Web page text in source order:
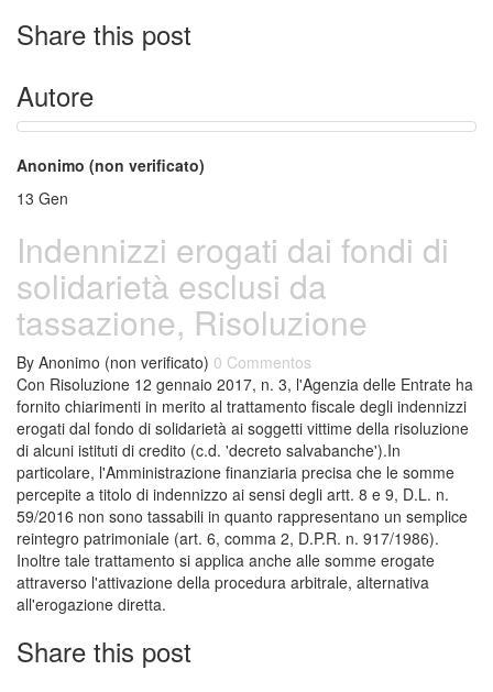
Share this post
Autore
Anonimo (non verificato)
13 Gen
Indennizzi erogati dai fondi di
solidarietà esclusi da
tassazione, Risoluzione
By Anonimo (non verificato) 0 Commentos
Con Risoluzione 12 gennaio 2017, n. 3, l'Agenzia delle Entrate ha
fornito chiarimenti in merito al trattamento fiscale degli indennizzi
erogati dal fondo di solidarietà ai soggetti vittime della risoluzione
di alcuni istituti di credito (c.d. 'decreto salvabanche').In
particolare, l'Amministrazione finanziaria precisa che le somme
percepite a titolo di indennizzo ai sensi degli artt. 8 e 9, D.L. n.
59/2016 non sono tassabili in quanto rappresentano un semplice
reintegro patrimoniale (art. 6, comma 2, D.P.R. n. 917/1986).
Inoltre tale trattamento si applica anche alle somme erogate
attraverso l'attivazione della procedura arbitrale, alternativa
all'erogazione diretta.
Share this post